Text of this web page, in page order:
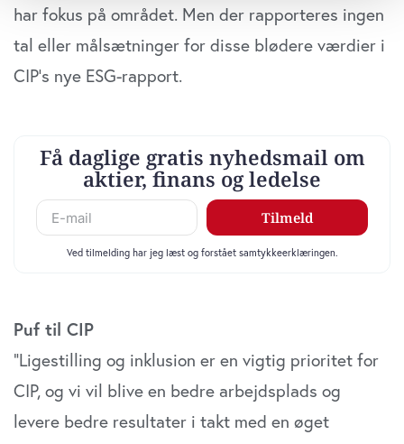
Identificere din enhed baseret på en scanning af
Dine valg anvendes på hele websitet.
at analysere vores trafik. Vi deler også oplysninger om
din brug af vores website med vores partnere inden for
sociale medier, annonceringspartnere og
analysepartnere. Vores partnere kan kombinere disse
data med andre oplysninger, du har givet dem, eller som
de har indsamlet fra din brug af deres tjenester. Du
har fokus på området. Men der rapporteres ingen
tal eller målsætninger for disse blødere værdier i
CIP’s nye ESG-rapport.
Puf til CIP
”Ligestilling og inklusion er en vigtig prioritet for
CIP, og vi vil blive en bedre arbejdsplads og
levere bedre resultater i takt med en øget